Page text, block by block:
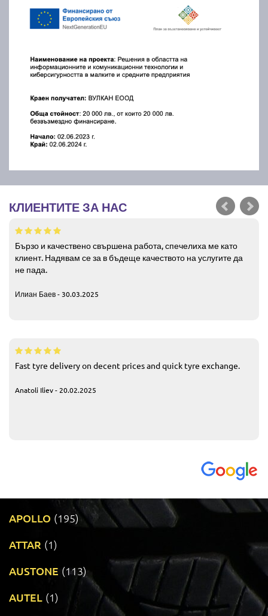
КЛИЕНТИТЕ ЗА НАС
Бързо и качествено свършена работа, спечелиха ме като
клиент. Надявам се за в бъдеще качеството на услугите да
не пада.
Илиан Баев - 30.03.2025
Fast tyre delivery on decent prices and quick tyre exchange.
Anatoli Iliev - 20.02.2025
APOLLO (195)
ATTAR (1)
AUSTONE (113)
AUTEL (1)